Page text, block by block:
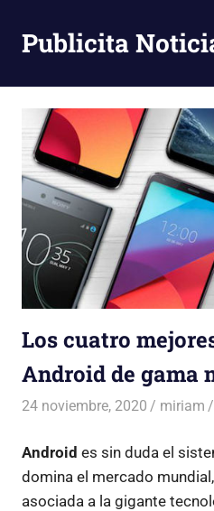
contenido
Publicita
Los cuatro
Android de gama
24 noviembre, 2020 miriam
Android es sin duda el
domina el mercado
asociada a la gigante